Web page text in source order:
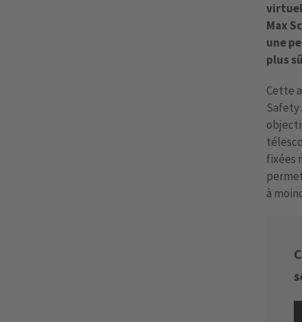
virtuel
Max
une
plus
Cette
Safety
fixées
à